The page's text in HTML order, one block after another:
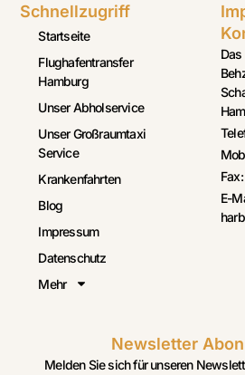
Schnellzugriff
Startseite
Flughafentransfer
Hamburg
Unser Abholservice
Unser Großraumtaxi
Service
Krankenfahrten
Blog
Impressum
Datenschutz
Mehr
Das
E-
Newsletter
Melden Sie sich für unseren